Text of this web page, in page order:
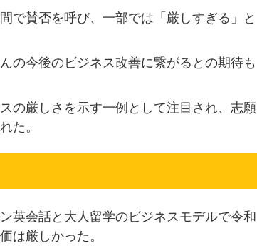
で賛否を呼び、一部では「厳しすぎる」と
の今後のビジネス改善に繋がるとの期待も
の厳しさを示す一例として注目され、志願
た。
英会話と大人留学のビジネスモデルで令和
は厳しかった。